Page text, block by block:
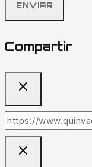
Compartir